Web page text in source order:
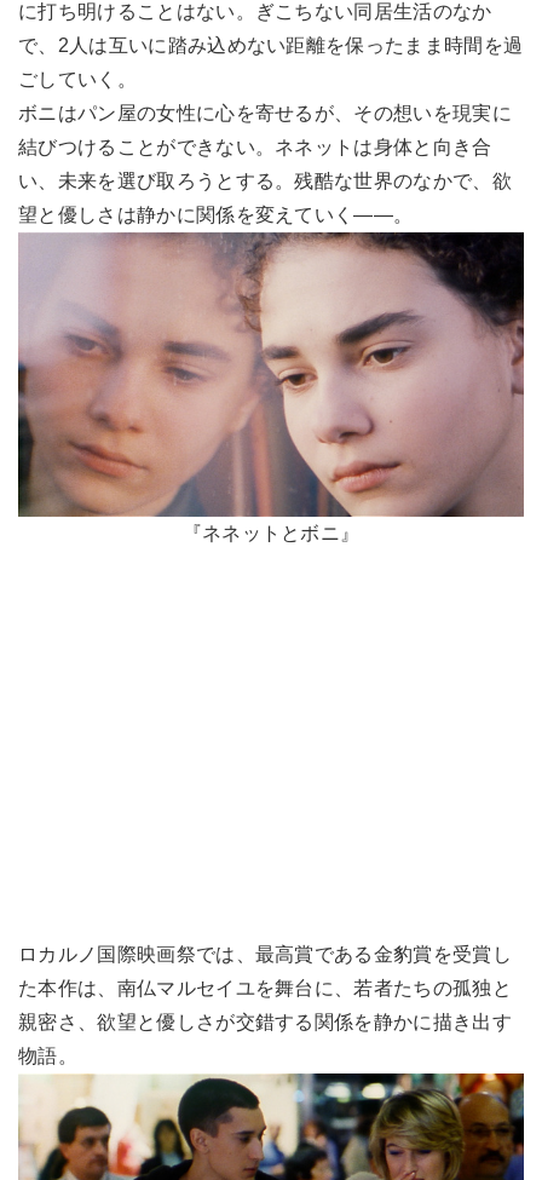
に打ち明けることはない。ぎこちない同居生活のなか
で、2人は互いに踏み込めない距離を保ったまま時間を過
ごしていく。
ボニはパン屋の女性に心を寄せるが、その想いを現実に
結びつけることができない。ネネットは身体と向き合
い、未来を選び取ろうとする。残酷な世界のなかで、欲
望と優しさは静かに関係を変えていく――。
『ネネットとボニ』
ロカルノ国際映画祭では、最高賞である金豹賞を受賞し
た本作は、南仏マルセイユを舞台に、若者たちの孤独と
親密さ、欲望と優しさが交錯する関係を静かに描き出す
物語。